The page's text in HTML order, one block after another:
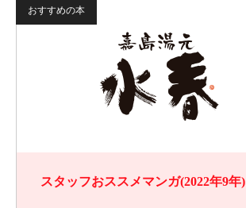
おすすめの本
スタッフおススメマンガ(2022年9年)